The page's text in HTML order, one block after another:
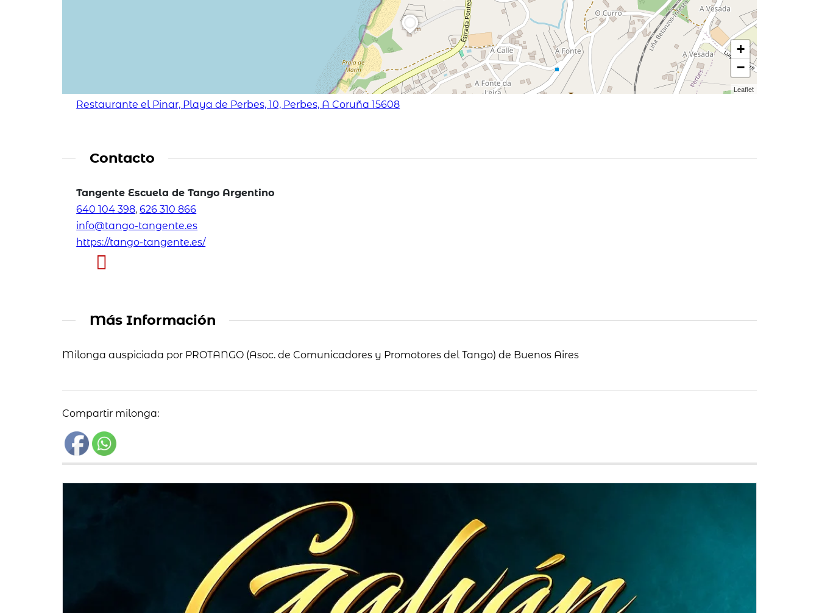
+
−
Leaflet
Restaurante el Pinar, Playa de Perbes, 10, Perbes, A Coruña 15608
Contacto
Tangente Escuela de Tango Argentino
640 104 398,626 310 866
info@tango-tangente.es
https://tango-tangente.es/
Más Información
Milonga auspiciada por PROTANGO (Asoc. de Comunicadores y Promotores del Tango) de Buenos Aires
Compartir milonga: